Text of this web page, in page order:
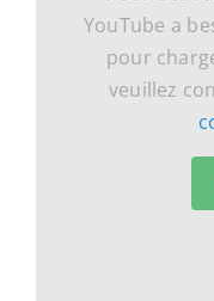
YouTube a
pour
veuillez